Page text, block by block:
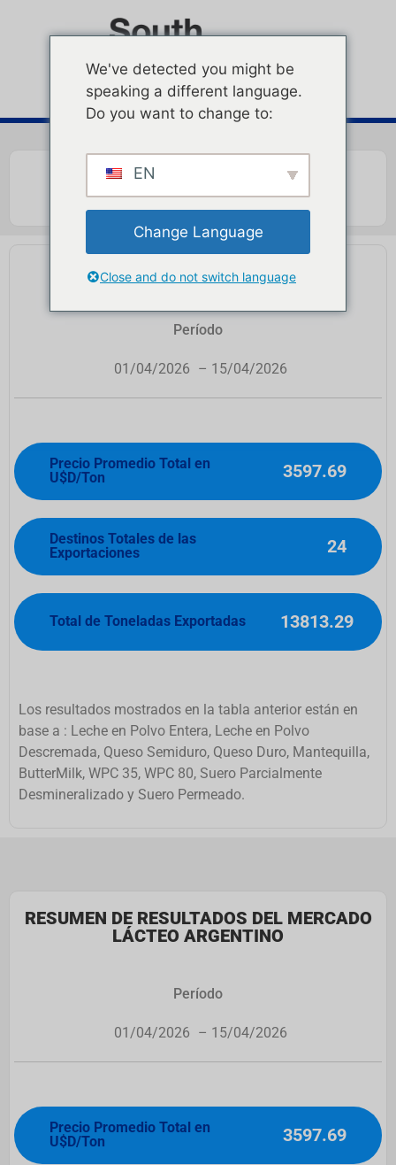
PUNTO DE PROTEÍNA
Período
01/04/2026 – 15/04/2026
Precio Promedio Total en
U$D/Ton
3597.69
Destinos Totales de las
Exportaciones
24
Total de Toneladas Exportadas 13813.29
Los resultados mostrados en la tabla anterior están en
base a : Leche en Polvo Entera, Leche en Polvo
Descremada, Queso Semiduro, Queso Duro, Mantequilla,
ButterMilk, WPC 35, WPC 80, Suero Parcialmente
Desmineralizado y Suero Permeado.
RESUMEN DE RESULTADOS DEL MERCADO
LÁCTEO ARGENTINO
Período
01/04/2026 – 15/04/2026
Precio Promedio Total en
U$D/Ton
3597.69
We've detected you might be
speaking a different language.
Do you want to change to:
EN
Change Language
Close and do not switch language